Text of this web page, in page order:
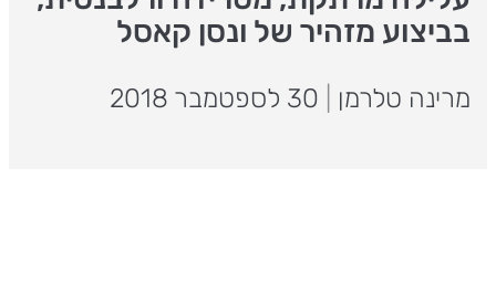
בביצוע מזהיר של ונסן קאסל
מרינה טלרמן